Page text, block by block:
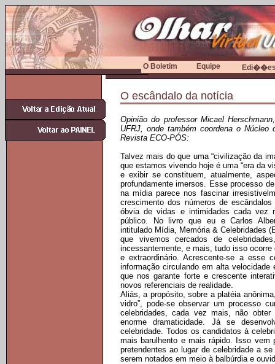
O escândalo da notícia
Opinião do professor Micael
UFRJ, onde também coordena o
Revista ECO-PÓS:
Talvez mais do que uma “civilização da
que estamos vivendo hoje é uma “era da
e exibir se constituem, atualmente,
profundamente imersos. Esse processo
na mídia parece nos fascinar
crescimento dos números de
óbvia de vidas e intimidades cada vez
público. No livro que eu e Carlos
intitulado Mídia, Memória & Celebridades
que vivemos cercados de
incessantemente, e mais, tudo isso ocorre
e extraordinário. Acrescente-se a esse
informação circulando em alta
que nos garante forte e crescente
novos referenciais de realidade.
Aliás, a propósito, sobre a platéia
vidro”, pode-se observar um processo
celebridades, cada vez mais, não
enorme dramaticidade. Já se
celebridade. Todos os candidatos à
mais barulhento e mais rápido. Isso vem
pretendentes ao lugar de celebridade a
serem notados em meio à balbúrdia e
O Boletim Equipe